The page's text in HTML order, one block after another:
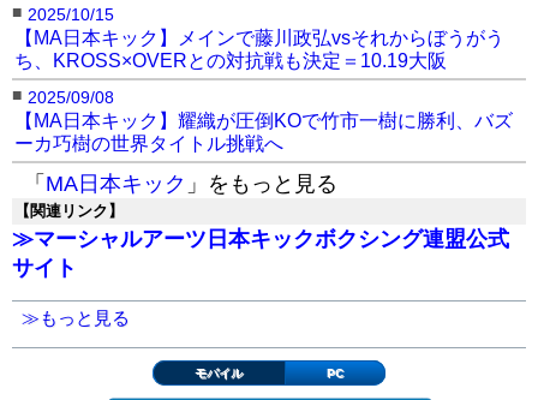
■ 2025/10/15
【MA日本キック】メインで藤川政弘vsそれからぼうがう
ち、KROSS×OVERとの対抗戦も決定＝10.19大阪
■ 2025/09/08
【MA日本キック】耀織が圧倒KOで竹市一樹に勝利、バズ
ーカ巧樹の世界タイトル挑戦へ
「 MA日本キック 」をもっと見る
【関連リンク】
≫マーシャルアーツ日本キックボクシング連盟公式
サイト
≫もっと見る
モバイル PC